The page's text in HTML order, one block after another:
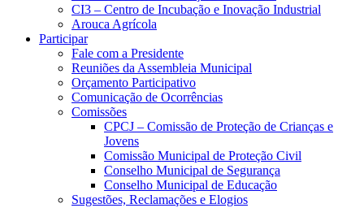
CI3 – Centro de Incubação e Inovação Industrial
Arouca Agrícola
Participar
Fale com a Presidente
Reuniões da Assembleia Municipal
Orçamento Participativo
Comunicação de Ocorrências
Comissões
CPCJ – Comissão de Proteção de Crianças e
Jovens
Comissão Municipal de Proteção Civil
Conselho Municipal de Segurança
Conselho Municipal de Educação
Sugestões, Reclamações e Elogios